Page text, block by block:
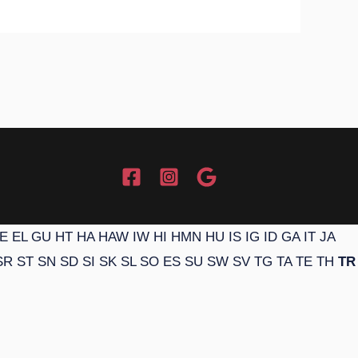
EL GU HT HA HAW IW HI HMN HU IS IG ID GA IT JA
ST SN SD SI SK SL SO ES SU SW SV TG TA TE TH TR